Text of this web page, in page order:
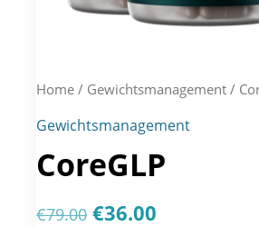
Home / Gewichtsmanagement /
Gewichtsmanagement
CoreGLP
€79.00 Original
€36.00